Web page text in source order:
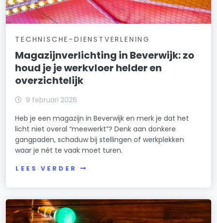
TECHNISCHE-DIENSTVERLENING
Magazijnverlichting in Beverwijk: zo
houd je je werkvloer helder en
overzichtelijk
9 februari 2026
Heb je een magazijn in Beverwijk en merk je dat het
licht niet overal “meewerkt”? Denk aan donkere
gangpaden, schaduw bij stellingen of werkplekken
waar je nét te vaak moet turen.
LEES VERDER